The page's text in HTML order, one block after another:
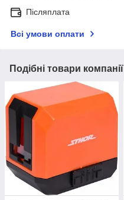
Післяплата
Всі умови оплати
Подібні товари компанії